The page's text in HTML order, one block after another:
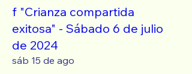
f "Crianza compartida
exitosa" - Sábado 6 de julio
de 2024
sáb 15 de ago